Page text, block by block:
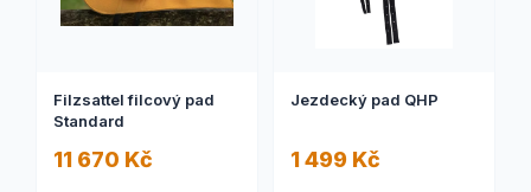
Filzsattel filcový pad
Standard
11 670 Kč
Jezdecký pad QHP
1 499 Kč